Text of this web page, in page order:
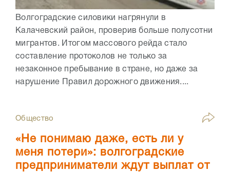
Волгоградские силовики нагрянули в
Калачевский район, проверив больше полусотни
мигрантов. Итогом массового рейда стало
составление протоколов не только за
незаконное пребывание в стране, но даже за
нарушение Правил дорожного движения....
Общество
«Не понимаю даже, есть ли у
меня потери»: волгоградские
предприниматели ждут выплат от